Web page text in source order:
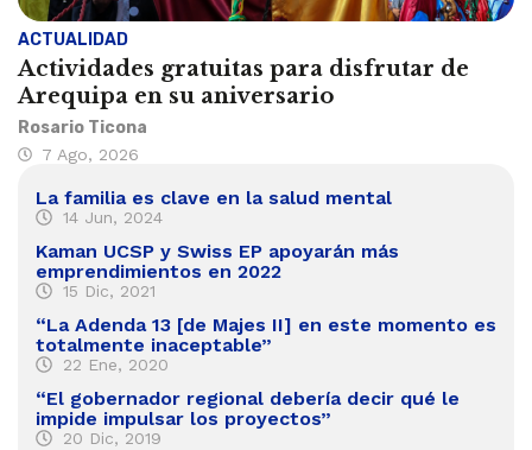
ACTUALIDAD
Actividades gratuitas para disfrutar de
Arequipa en su aniversario
Rosario Ticona
7 Ago, 2026
La familia es clave en la salud mental
14 Jun, 2024
Kaman UCSP y Swiss EP apoyarán más
emprendimientos en 2022
15 Dic, 2021
“La Adenda 13 [de Majes II] en este momento es
totalmente inaceptable”
22 Ene, 2020
“El gobernador regional debería decir qué le
impide impulsar los proyectos”
20 Dic, 2019